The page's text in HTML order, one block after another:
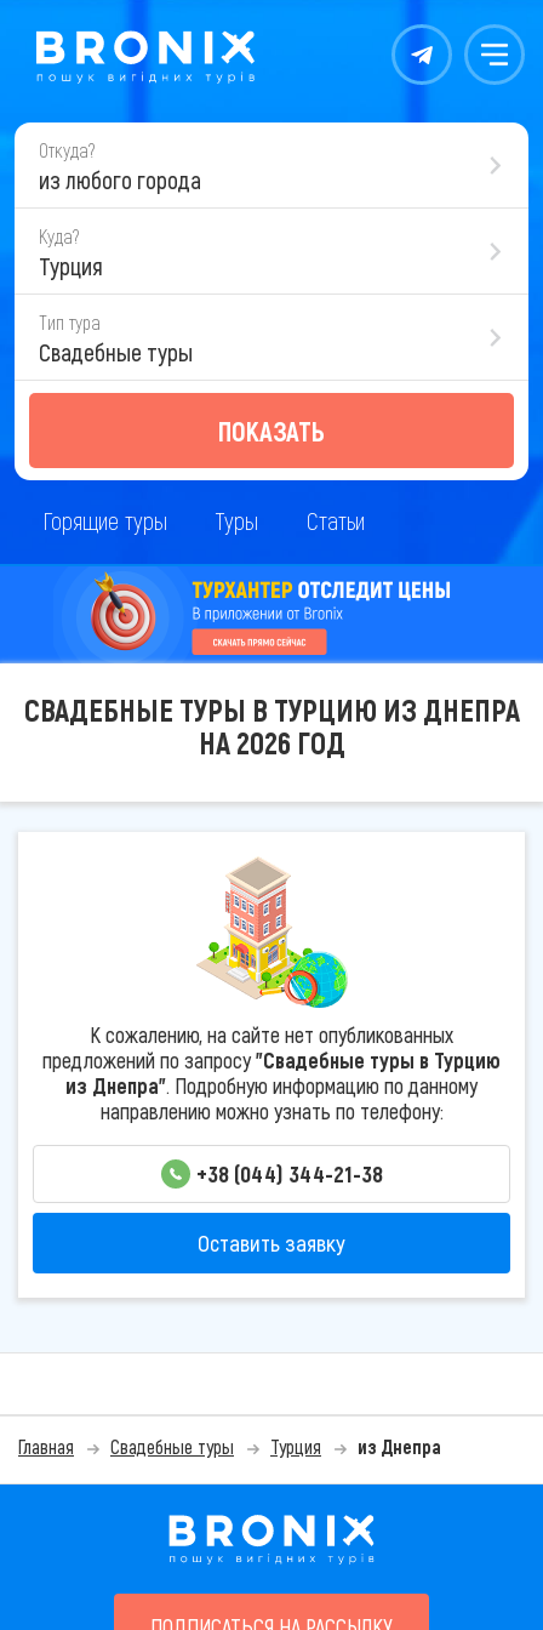
Контакты Меню
Откуда?
из любого города
Куда?
Турция
Тип тура
Свадебные туры
ПОКАЗАТЬ
Горящие туры Туры Статьи
СВАДЕБНЫЕ ТУРЫ В ТУРЦИЮ ИЗ ДНЕПРА
НА 2026 ГОД
К сожалению, на сайте нет опубликованных
предложений по запросу"Свадебные туры в Турцию
из Днепра". Подробную информацию по данному
направлению можно узнать по телефону:
+38 (044) 344-21-38
Оставить заявку
Главная Свадебные туры Турция из Днепра